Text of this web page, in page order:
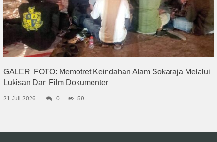
GALERI FOTO: Memotret Keindahan Alam Sokaraja Melalui
Lukisan Dan Film Dokumenter
21 Juli 2026 0 59